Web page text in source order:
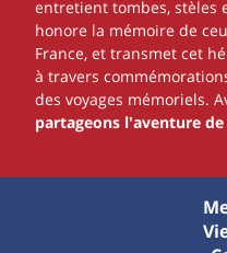
entretient tombes, stèles
honore la mémoire de
France, et transmet cet
à travers
des voyages mémoriels.
partageons l'aventure